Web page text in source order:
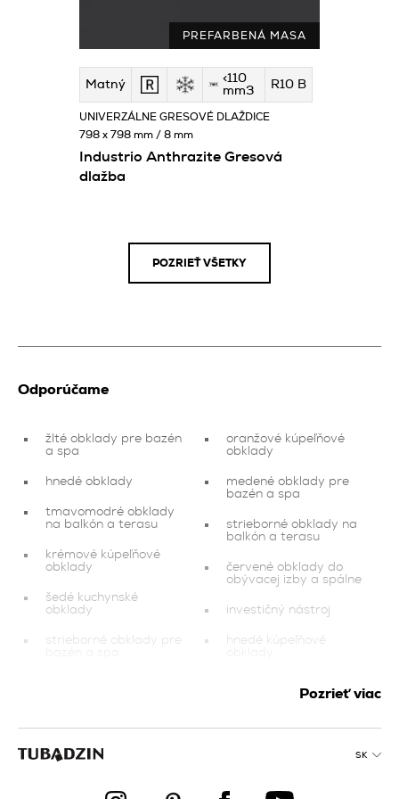
PREFARBENÁ MASA
Matný
<110
mm3
R10 B
Industrio Anthrazite Gresová
dlažba
UNIVERZÁLNE GRESOVÉ DLAŽDICE
798 x 798 mm / 8 mm
POZRIEŤ VŠETKY
Odporúčame
žlté obklady pre bazén
a spa
hnedé obklady
tmavomodré obklady
na balkón a terasu
krémové kúpeľňové
obklady
šedé kuchynské
obklady
strieborné obklady pre
zelené obklady pre
oranžové kúpeľňové
obklady
medené obklady pre
bazén a spa
strieborné obklady na
balkón a terasu
červené obklady do
obývacej izby a spálne
investičný nástroj
hnedé kúpeľňové
červené kúpeľňové
Pozrieť viac
SK